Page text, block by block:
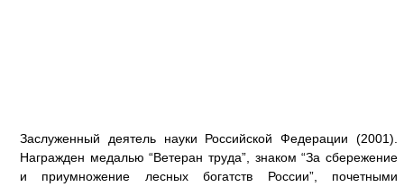
Заслуженный деятель науки Российской Федерации (2001).
Награжден медалью “Ветеран труда”, знаком “За сбережение
и приумножение лесных богатств России”, почетными